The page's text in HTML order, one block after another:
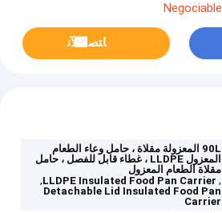
ﺎﺘﺼﻟ ﺍﻶﻧ
90L المعزولة مقلاة ، حامل وعاء الطعام
المعزول LLDPE ، غطاء قابل للفصل ، حامل
مقلاة الطعام المعزول
,
LLDPE Insulated Food Pan Carrier
,
Detachable Lid Insulated Food Pan
Carrier